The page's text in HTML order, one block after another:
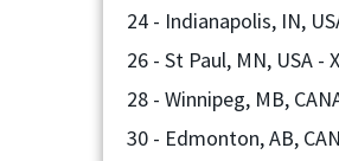
24 - Indianapolis, IN,
26 - St Paul, MN, USA -
28 - Winnipeg, MB,
30 - Edmonton, AB,